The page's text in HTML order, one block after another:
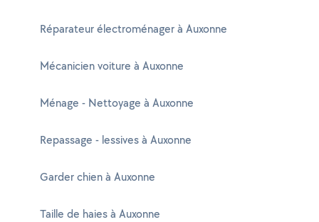
Réparateur électroménager à Auxonne
Mécanicien voiture à Auxonne
Ménage - Nettoyage à Auxonne
Repassage - lessives à Auxonne
Garder chien à Auxonne
Taille de haies à Auxonne